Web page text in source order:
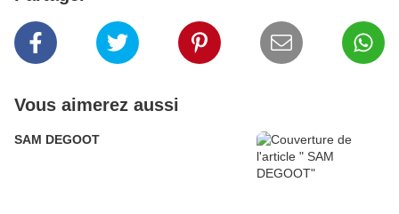
Vous aimerez aussi
SAM DEGOOT